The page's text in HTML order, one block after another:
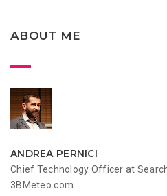
ABOUT ME
ANDREA PERNICI
Chief Technology Officer at
3BMeteo.com